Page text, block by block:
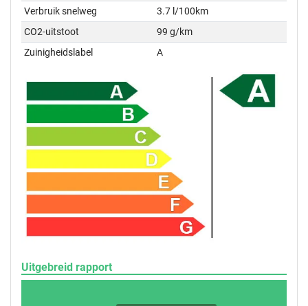
Verbruik snelweg
3.7 l/100km
CO2-uitstoot
99 g/km
Zuinigheidslabel
A
Uitgebreid rapport